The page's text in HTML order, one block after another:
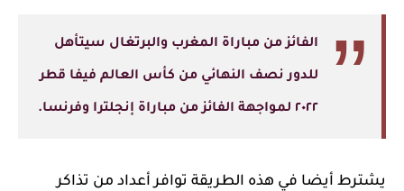
الفائز من مباراة المغرب والبرتغال سيتأهل
للدور نصف النهائي من كأس العالم فيفا قطر
٢٠٢٢ لمواجهة الفائز من مباراة إنجلترا وفرنسا.
يشترط أيضا في هذه الطريقة توافر أعداد من تذاكر